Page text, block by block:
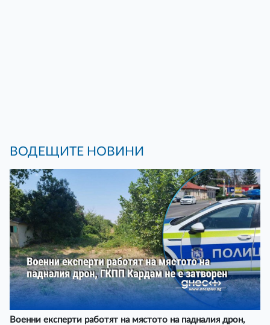
ВОДЕЩИТЕ НОВИНИ
Военни експерти работят на мястото на падналия дрон,